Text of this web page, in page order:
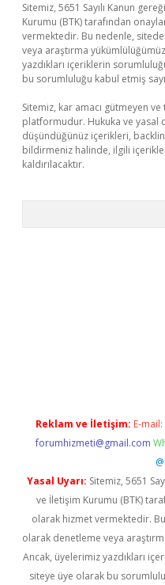
Sitemiz, 5651 Sayılı Kanun
Kurumu (BTK) tarafından
vermektedir. Bu nedenle,
veya araştırma
yazdıkları içeriklerin
bu sorumluluğu kabul etmiş
Sitemiz, kar amacı gütmeyen
platformudur. Hukuka ve yasal
düşündüğünüz içerikleri,
bildirmeniz halinde, ilgili
kaldırılacaktır.
Reklam ve İletişim: E-mail:
forumhizmeti@gmail.com
Yasal Uyarı: Sitemiz, 5651
ve İletişim Kurumu (BTK)
olarak hizmet vermektedir.
olarak denetleme veya
Ancak, üyelerimiz yazdıkları
siteye üye olarak bu